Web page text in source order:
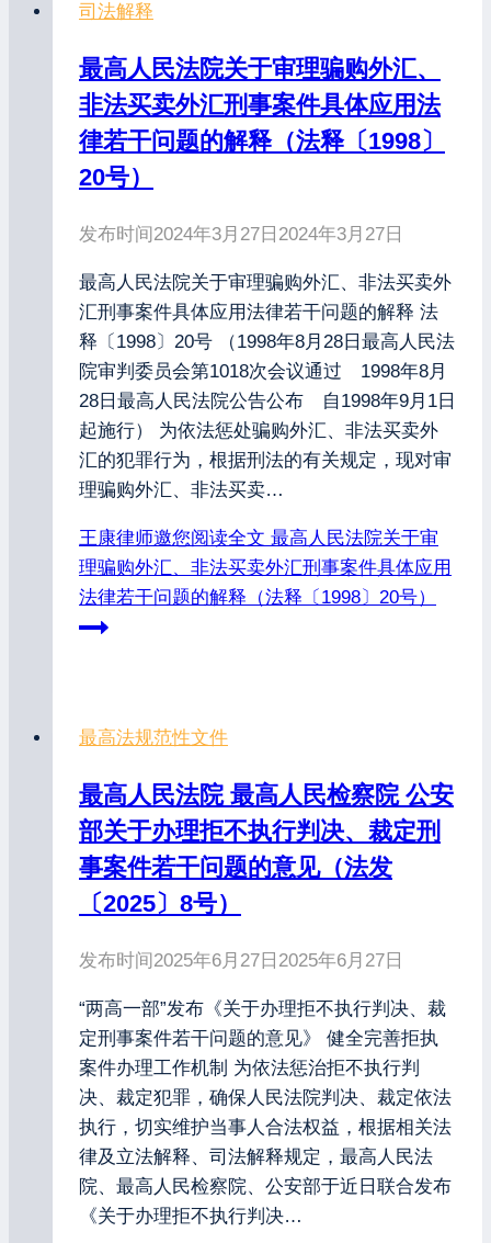
司法解释
最高人民法院关于审理骗购外汇、
非法买卖外汇刑事案件具体应用法
律若干问题的解释（法释〔1998〕
20号）
发布时间2024年3月27日 2024年3月27日
最高人民法院关于审理骗购外汇、非法买卖外
汇刑事案件具体应用法律若干问题的解释 法
释〔1998〕20号 （1998年8月28日最高人民法
院审判委员会第1018次会议通过 1998年8月
28日最高人民法院公告公布 自1998年9月1日
起施行） 为依法惩处骗购外汇、非法买卖外
汇的犯罪行为，根据刑法的有关规定，现对审
理骗购外汇、非法买卖…
王康律师邀您阅读全文 最高人民法院关于审
理骗购外汇、非法买卖外汇刑事案件具体应用
法律若干问题的解释（法释〔1998〕20号）
最高法规范性文件
最高人民法院 最高人民检察院 公安
部关于办理拒不执行判决、裁定刑
事案件若干问题的意见（法发
〔2025〕8号）
发布时间2025年6月27日 2025年6月27日
“两高一部”发布《关于办理拒不执行判决、裁
定刑事案件若干问题的意见》 健全完善拒执
案件办理工作机制 为依法惩治拒不执行判
决、裁定犯罪，确保人民法院判决、裁定依法
执行，切实维护当事人合法权益，根据相关法
律及立法解释、司法解释规定，最高人民法
院、最高人民检察院、公安部于近日联合发布
《关于办理拒不执行判决…